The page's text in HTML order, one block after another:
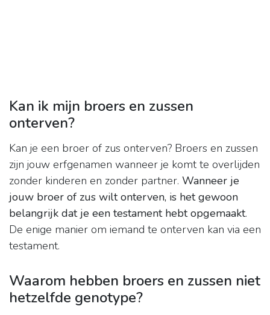
Kan ik mijn broers en zussen
onterven?
Kan je een broer of zus onterven? Broers en zussen
zijn jouw erfgenamen wanneer je komt te overlijden
zonder kinderen en zonder partner. Wanneer je
jouw broer of zus wilt onterven, is het gewoon
belangrijk dat je een testament hebt opgemaakt.
De enige manier om iemand te onterven kan via een
testament.
Waarom hebben broers en zussen niet
hetzelfde genotype?